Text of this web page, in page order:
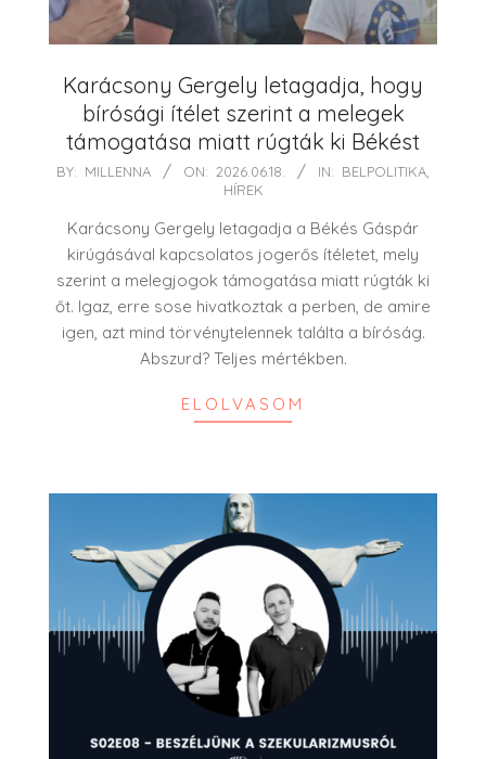
Karácsony Gergely letagadja, hogy
bírósági ítélet szerint a melegek
támogatása miatt rúgták ki Békést
2026-
BY: MILLENNA ON: 2026.06.18. IN: BELPOLITIKA,
HÍREK
Karácsony Gergely letagadja a Békés Gáspár
kirúgásával kapcsolatos jogerős ítéletet, mely
szerint a melegjogok támogatása miatt rúgták ki
őt. Igaz, erre sose hivatkoztak a perben, de amire
igen, azt mind törvénytelennek találta a bíróság.
Abszurd? Teljes mértékben.
ELOLVASOM